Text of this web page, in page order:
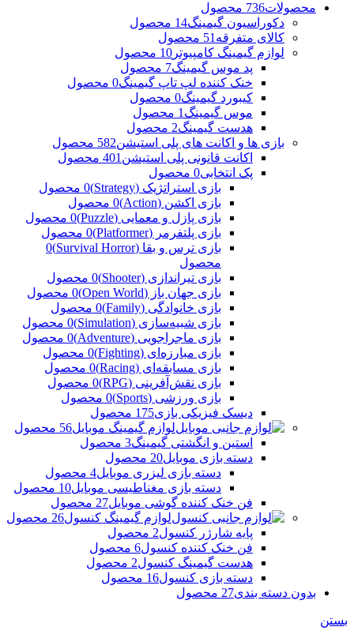
محصولات736 محصول
دکوراسیون گیمینگ14 محصول
کالای متفرقه51 محصول
لوازم گیمینگ کامپیوتر 10 محصول
پد موس گیمینگ7 محصول
خنک کننده لپ تاپ گیمینگ0 محصول
کیبورد گیمینگ0 محصول
موس گیمینگ1 محصول
هدست گیمینگ2 محصول
بازی ها و اکانت های پلی استیشن582 محصول
اکانت قانونی پلی استیشن401 محصول
پک انتخابی0 محصول
بازی استراتژیک (Strategy)
0 محصول
بازی اکشن (Action)
0 محصول
بازی پازل و معمایی (Puzzle)
0 محصول
بازی پلتفرمر (Platformer)
0 محصول
بازی ترس و بقا (Survival Horror)
0
محصول
بازی تیراندازی (Shooter)
0 محصول
بازی جهان باز (Open World)
0 محصول
بازی خانوادگی (Family)
0 محصول
بازی شبیه‌سازی (Simulation)
0 محصول
بازی ماجراجویی (Adventure)
0 محصول
بازی مبارزه‌ای (Fighting)
0 محصول
بازی مسابقه‌ای (Racing)
0 محصول
بازی نقش‌آفرینی (RPG)
0 محصول
بازی ورزشی (Sports)
0 محصول
دیسک فیزیکی بازی175 محصول
لوازم گیمینگ موبایل56 محصول
استین و انگشتی گیمینگ3 محصول
دسته بازی موبایل20 محصول
دسته بازی لیزری موبایل4 محصول
دسته بازی مغناطیسی موبایل10 محصول
فن خنک کننده گوشی موبایل27 محصول
لوازم گیمینگ کنسول26 محصول
پایه شارژر کنسول2 محصول
فن خنک کننده کنسول6 محصول
هدست گیمینگ کنسول2 محصول
دسته بازی کنسول16 محصول
بدون دسته بندی27 محصول
بستن